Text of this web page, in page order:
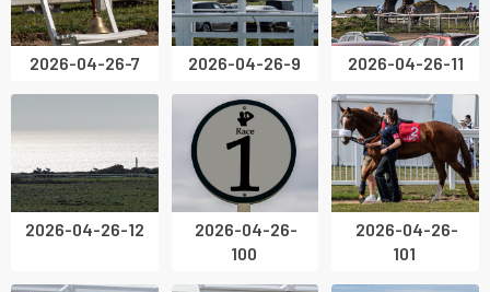
2026-04-26-7 2026-04-26-9 2026-04-26-11
2026-04-26-12
2026-04-26-
100
2026-04-26-
101